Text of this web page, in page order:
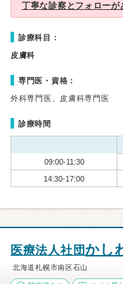
丁寧な診察とフォローが
診療科目：
皮膚科
専門医・資格：
外科専門医、皮膚科専門医
診療時間
09:00-11:30
14:30-17:00
医療法人社団かし
北海道札幌市南区石山